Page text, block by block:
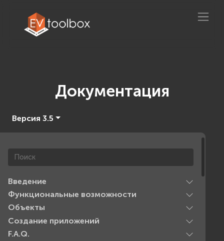
Документация
Версия 3.5
Введение
Функциональные возможности
Объекты
Создание приложений
F.A.Q.